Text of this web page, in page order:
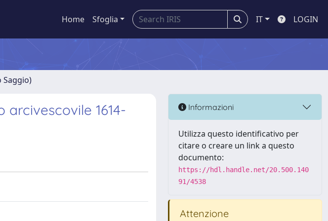
Home Sfoglia IT LOGIN
Saggio)
1614-
Informazioni
Utilizza questo identificativo per
citare o creare un link a questo
documento:
https://hdl.handle.net/20.500.140
91/4538
Attenzione